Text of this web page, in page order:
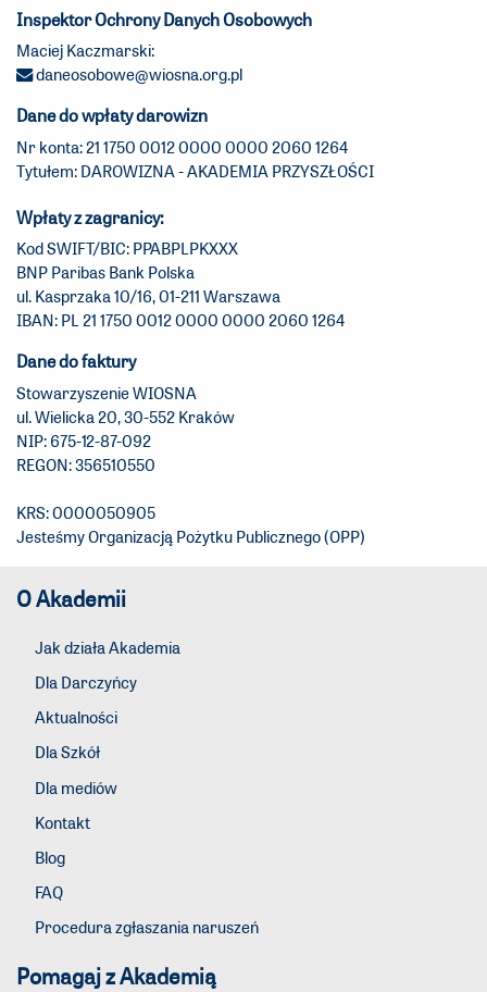
Inspektor Ochrony Danych Osobowych
Maciej Kaczmarski:
daneosobowe@wiosna.org.pl
Dane do wpłaty darowizn
Nr konta: 21 1750 0012 0000 0000 2060 1264
Tytułem: DAROWIZNA - AKADEMIA PRZYSZŁOŚCI
Wpłaty z zagranicy:
Kod SWIFT/BIC: PPABPLPKXXX
BNP Paribas Bank Polska
ul. Kasprzaka 10/16, 01-211 Warszawa
IBAN: PL 21 1750 0012 0000 0000 2060 1264
Dane do faktury
Stowarzyszenie WIOSNA
ul. Wielicka 20, 30-552 Kraków
NIP: 675-12-87-092
REGON: 356510550
KRS: 0000050905
Jesteśmy Organizacją Pożytku Publicznego (OPP)
O Akademii
Jak działa Akademia
Dla Darczyńcy
Aktualności
Dla Szkół
Dla mediów
Kontakt
Blog
FAQ
Procedura zgłaszania naruszeń
Pomagaj z Akademią